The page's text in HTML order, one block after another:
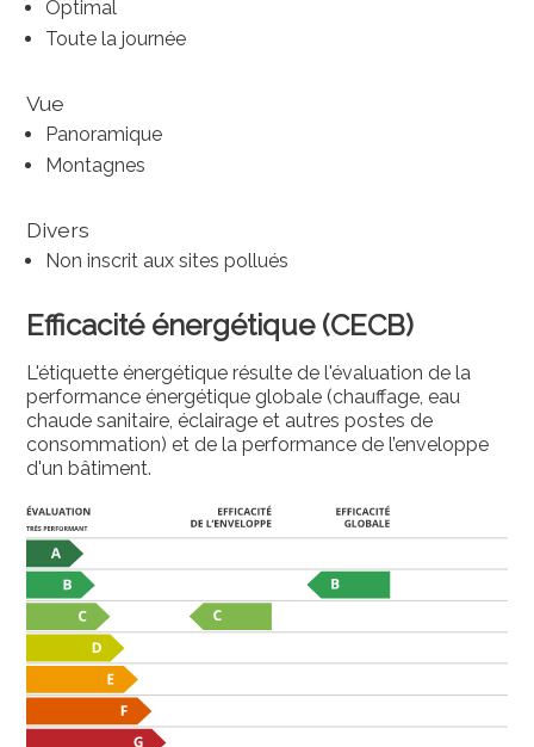
Optimal
Toute la journée
Vue
Panoramique
Montagnes
Divers
Non inscrit aux sites pollués
Efficacité énergétique (CECB)
L'étiquette énergétique résulte de l'évaluation de la
performance énergétique globale (chauffage, eau
chaude sanitaire, éclairage et autres postes de
consommation) et de la performance de l’enveloppe
d'un bâtiment.